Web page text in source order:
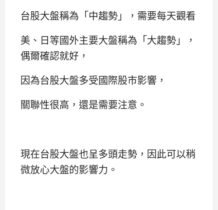
台股大盤稱為「中趨勢」，需要每天觀看
美、日等國外主要大盤稱為「大趨勢」，
偶爾確認就好，
因為台股大盤多受國際股市影響，
關聯性很高，還是需要注意。
現在台股大盤也呈多頭走勢，因此可以稍
微放心大盤的影響力。